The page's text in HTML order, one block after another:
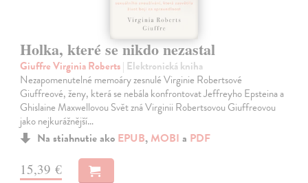
Holka, které se nikdo nezastal
Giuffre Virginia Roberts| Elektronická kniha
Nezapomenutelné memoáry zesnulé Virginie Robertsové
Giuffreové, ženy, která se nebála konfrontovat Jeffreyho Epsteina a
Ghislaine Maxwellovou Svět zná Virginii Robertsovou Giuffreovou
jako nejkurážnější…
Na stiahnutie ako EPUB, MOBI a PDF
15,39 €